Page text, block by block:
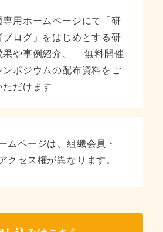
専用ホームページにて「研
ブログ」をはじめとする研
果や事例紹介、
無料開催
ンポジウムの配布資料をご
ただけます
ムページは、組織会員・
クセス権が異なります。